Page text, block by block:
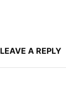
LEAVE A REPLY